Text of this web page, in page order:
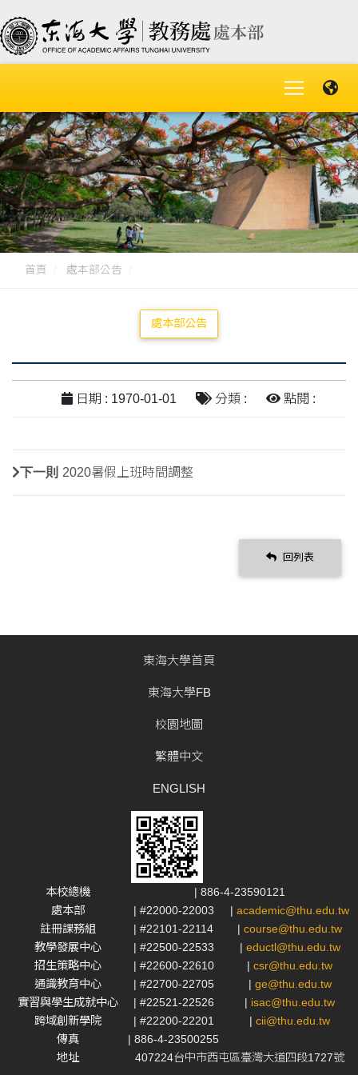
首頁 處本部公告
處本部公告
日期 : 1970-01-01 分類 : 點閱 :
下一則 2020暑假上班時間調整
回列表
東海大學首頁
東海大學FB
校園地圖
繁體中文
ENGLISH
本校總機
| 886-4-23590121
處本部
| #22000-22003 | academic@thu.edu.tw
註冊課務組
| #22101-22114 | course@thu.edu.tw
教學發展中心
| #22500-22533 | eductl@thu.edu.tw
招生策略中心
| #22600-22610 | csr@thu.edu.tw
通識教育中心
| #22700-22705 | ge@thu.edu.tw
實習與學生成就中心
| #22521-22526 | isac@thu.edu.tw
跨域創新學院
| #22200-22201 | cii@thu.edu.tw
傳真
| 886-4-23500255
地址
407224台中市西屯區臺灣大道四段1727號